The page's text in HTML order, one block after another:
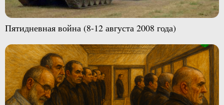
Пятидневная война (8-12 августа 2008 года)